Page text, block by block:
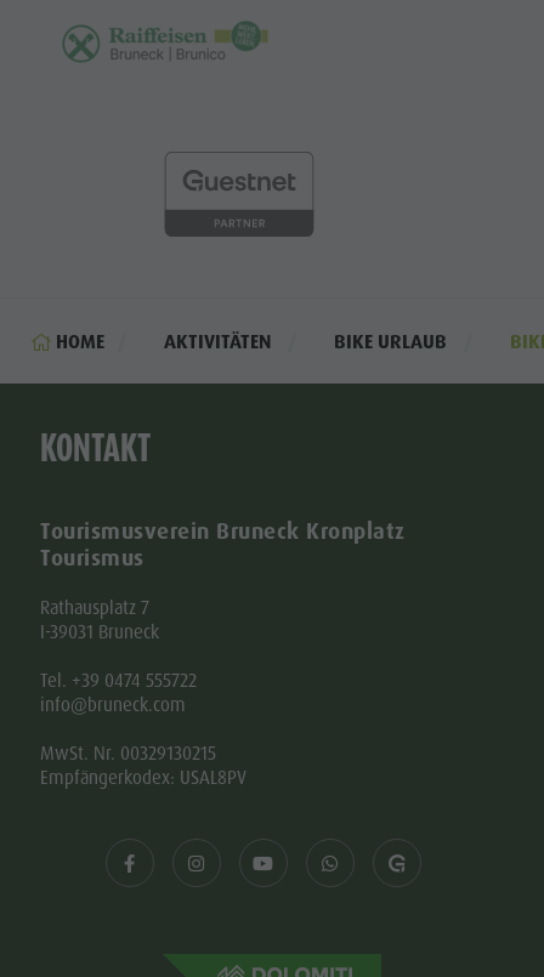
HOME AKTIVITÄTEN BIKE URLAUB
KONTAKT
Tourismusverein Bruneck Kronplatz
Tourismus
Rathausplatz 7
I-39031 Bruneck
Tel. +39 0474 555722
info@bruneck.com
MwSt. Nr. 00329130215
Empfängerkodex: USAL8PV